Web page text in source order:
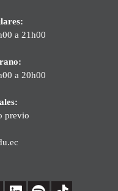
a 21h00
a 20h00
previo